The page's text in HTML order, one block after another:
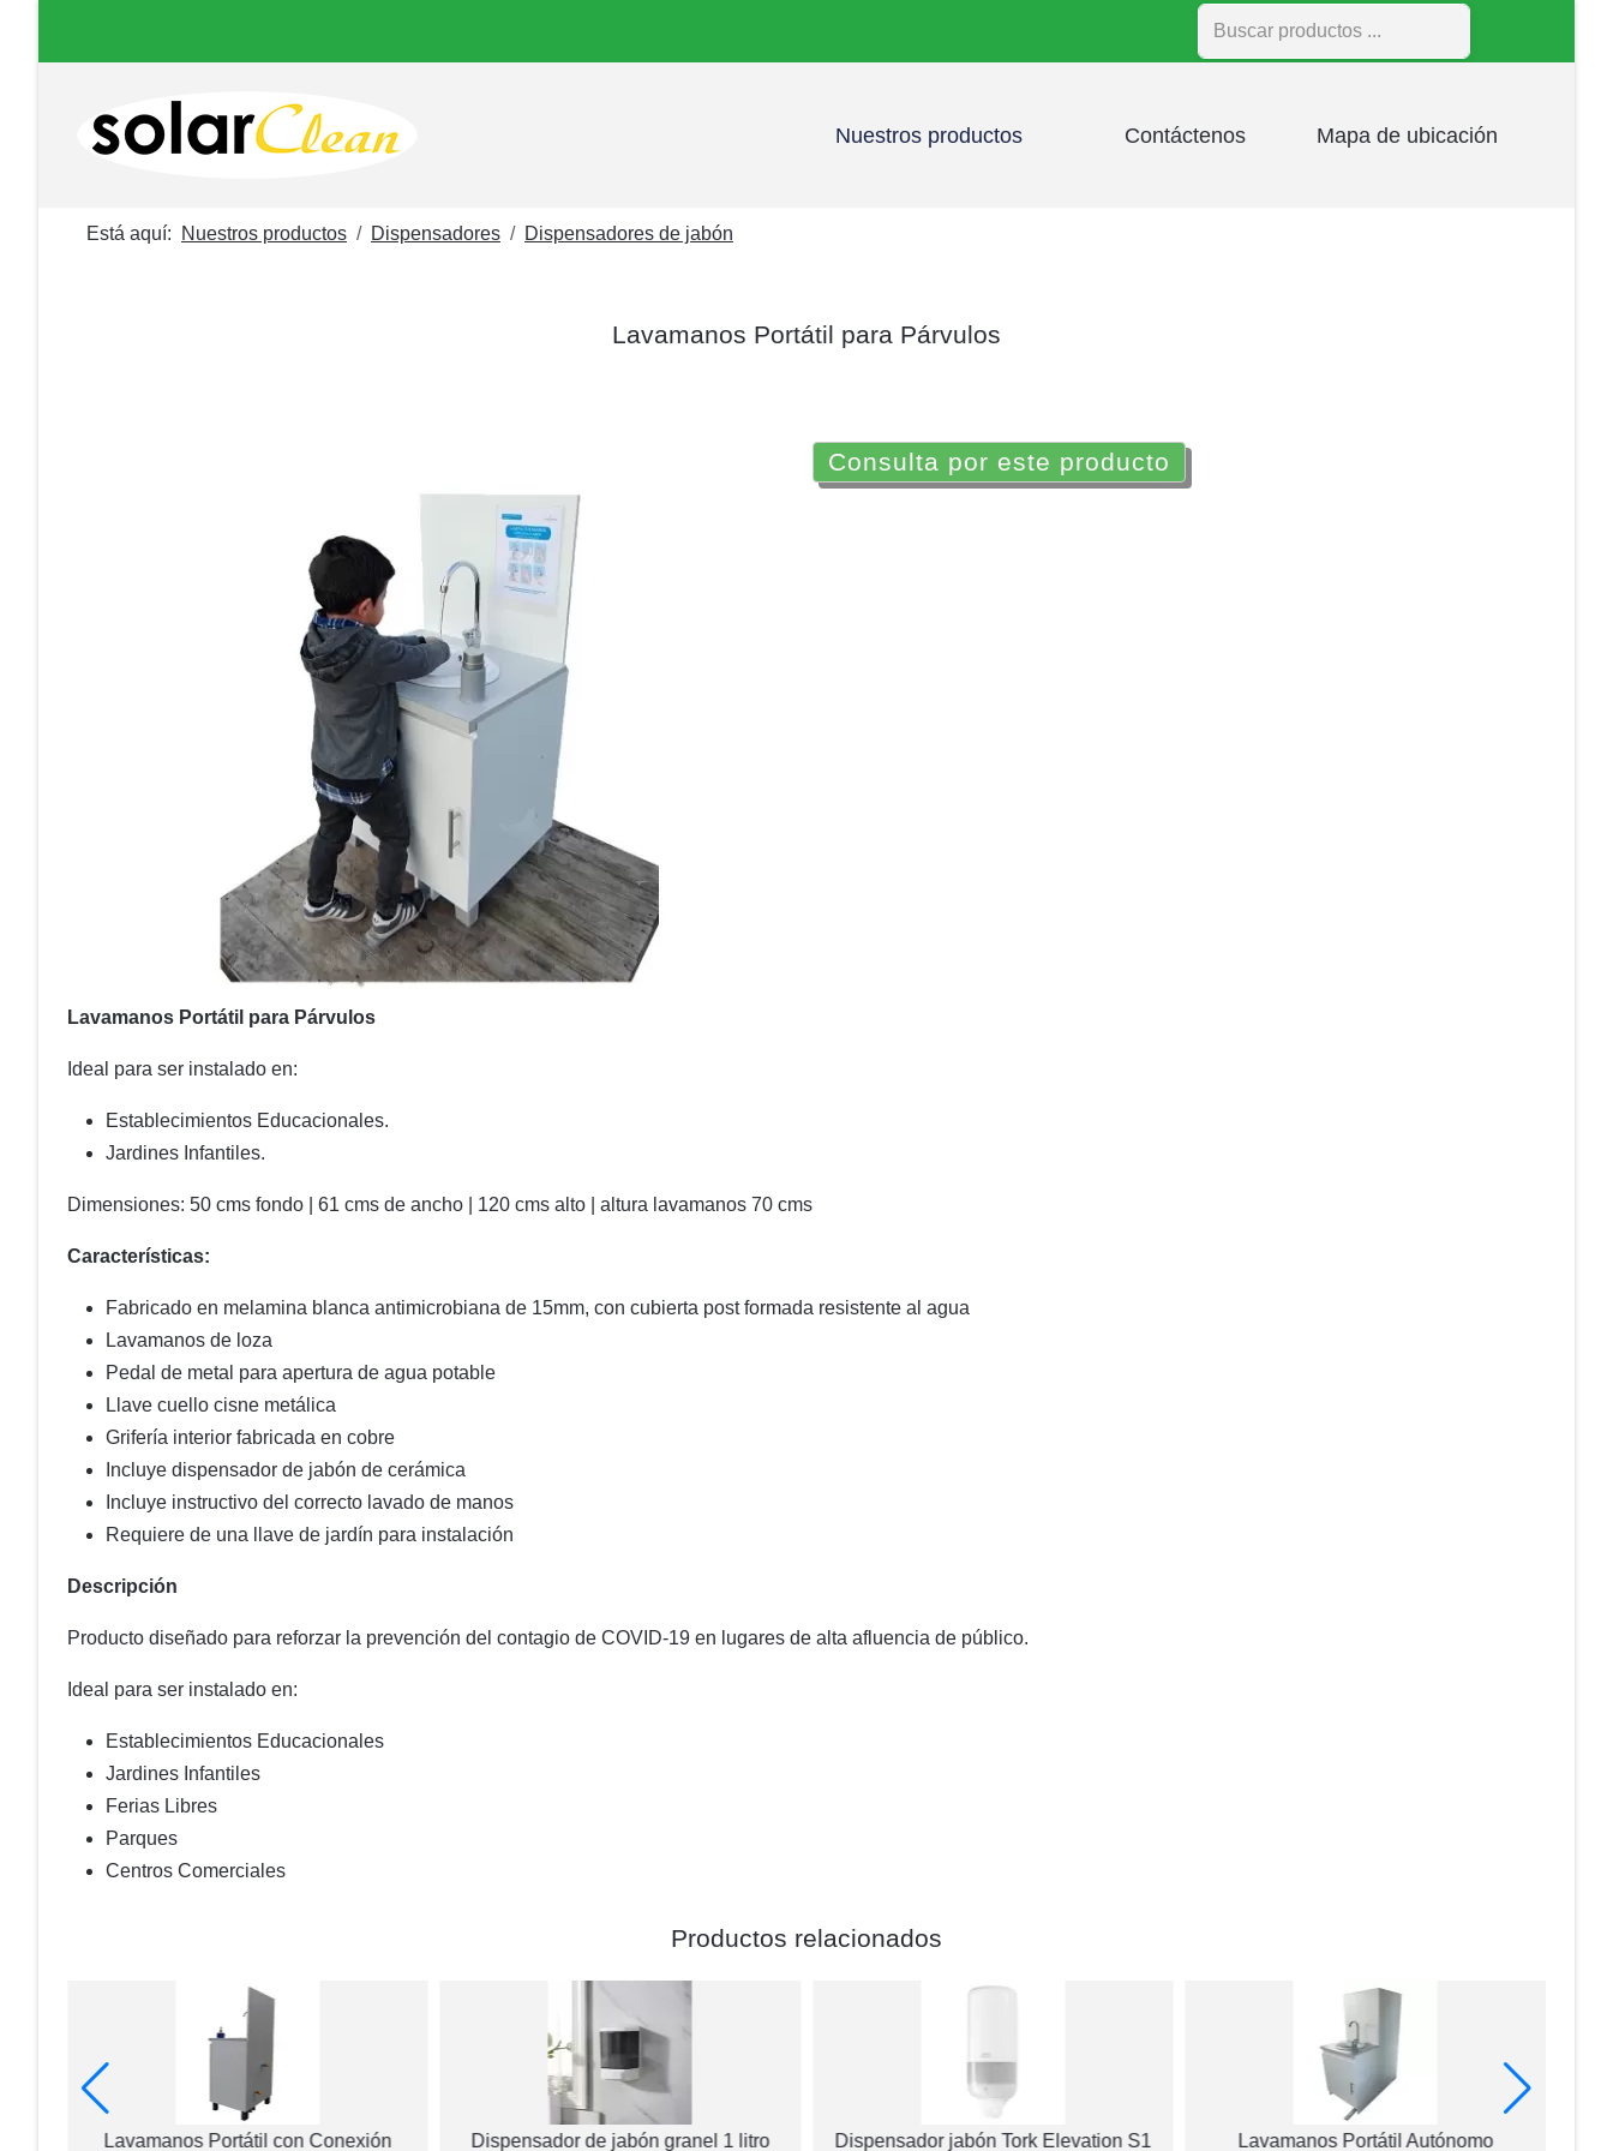
Buscar
Nuestros productos Contáctenos Mapa de ubicación
Está aquí: Nuestros productos Dispensadores Dispensadores de jabón
Lavamanos Portátil para Párvulos
Consulta por este producto
Lavamanos Portátil para Párvulos
Ideal para ser instalado en:
Establecimientos Educacionales.
Jardines Infantiles.
Dimensiones: 50 cms fondo | 61 cms de ancho | 120 cms alto | altura lavamanos 70 cms
Características:
Fabricado en melamina blanca antimicrobiana de 15mm, con cubierta post formada resistente al agua
Lavamanos de loza
Pedal de metal para apertura de agua potable
Llave cuello cisne metálica
Grifería interior fabricada en cobre
Incluye dispensador de jabón de cerámica
Incluye instructivo del correcto lavado de manos
Requiere de una llave de jardín para instalación
Descripción
Producto diseñado para reforzar la prevención del contagio de COVID-19 en lugares de alta afluencia de público.
Ideal para ser instalado en:
Establecimientos Educacionales
Jardines Infantiles
Ferias Libres
Parques
Centros Comerciales
Productos relacionados
Lavamanos Portátil con Conexión Dispensador de jabón granel 1 litro Dispensador jabón Tork Elevation S1 Lavamanos Portátil Autónomo